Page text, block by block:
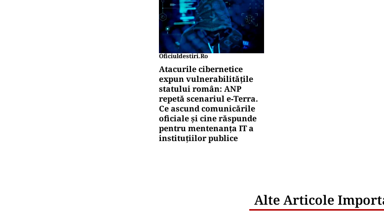
Oficiuldestiri.ro
Atacurile cibernetice
expun vulnerabilitățile
statului român: ANP
repetă scenariul e‑Terra.
Ce ascund comunicările
oficiale și cine răspunde
pentru mentenanța IT a
instituțiilor publice
Alte Articole